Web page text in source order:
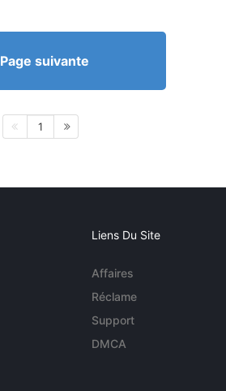
Page suivante
1
Liens Du Site
Affaires
Réclame
Support
DMCA